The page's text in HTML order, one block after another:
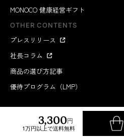
3,300円
1万円以上で送料無料
MONOCO 健康経営ギフト
OTHER CONTENTS
プレスリリース
社長コラム
商品の選び方記事
優待プログラム（LMP）